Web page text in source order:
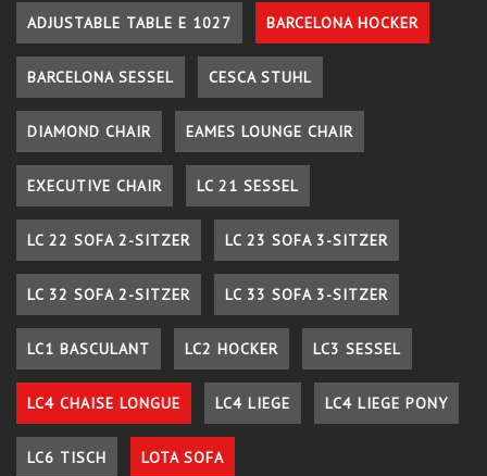
ADJUSTABLE TABLE E 1027 BARCELONA HOCKER
BARCELONA SESSEL CESCA STUHL
DIAMOND CHAIR EAMES LOUNGE CHAIR
EXECUTIVE CHAIR LC 21 SESSEL
LC 22 SOFA 2-SITZER LC 23 SOFA 3-SITZER
LC 32 SOFA 2-SITZER LC 33 SOFA 3-SITZER
LC1 BASCULANT LC2 HOCKER LC3 SESSEL
LC4 CHAISE LONGUE LC4 LIEGE LC4 LIEGE PONY
LC6 TISCH LOTA SOFA